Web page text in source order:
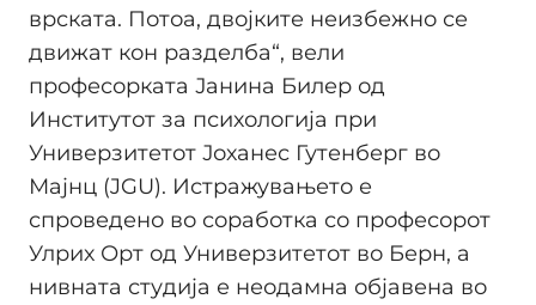
врската. Потоа, двојките неизбежно се
движат кон разделба“, вели
професорката Јанина Билер од
Институтот за психологија при
Универзитетот Јоханес Гутенберг во
Мајнц (JGU). Истражувањето е
спроведено во соработка со професорот
Улрих Орт од Универзитетот во Берн, а
нивната студија е неодамна објавена во